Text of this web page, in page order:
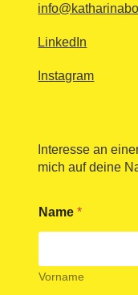
LinkedIn
Instagram
Interesse an
mich auf deine
Name*
Vorname